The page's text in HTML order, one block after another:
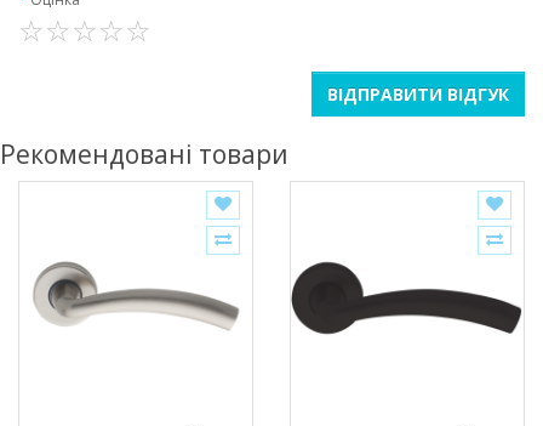
ВІДПРАВИТИ ВІДГУК
Рекомендовані товари